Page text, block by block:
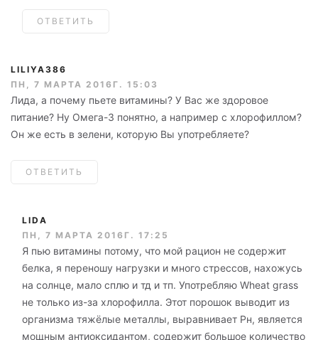
ОТВЕТИТЬ
LILIYA386
ПН, 7 МАРТА 2016Г. 15:03
Лида, а почему пьете витамины? У Вас же здоровое
питание? Ну Омега-3 понятно, а например с хлорофиллом?
Он же есть в зелени, которую Вы употребляете?
ОТВЕТИТЬ
LIDA
ПН, 7 МАРТА 2016Г. 17:25
Я пью витамины потому, что мой рацион не содержит
белка, я переношу нагрузки и много стрессов, нахожусь
на солнце, мало сплю и тд и тп. Употребляю Wheat grass
не только из-за хлорофилла. Этот порошок выводит из
организма тяжёлые металлы, выравнивает Рн, является
мощным антиоксидантом, содержит большое количество